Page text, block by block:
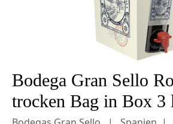
Bodega Gran Sello
trocken Bag in Box 3